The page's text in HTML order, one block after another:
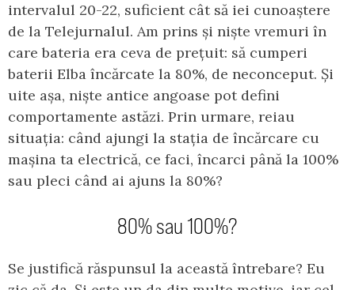
intervalul 20-22, suficient cât să iei cunoaștere
de la Telejurnalul. Am prins și niște vremuri în
care bateria era ceva de prețuit: să cumperi
baterii Elba încărcate la 80%, de neconceput. Și
uite așa, niște antice angoase pot defini
comportamente astăzi. Prin urmare, reiau
situația: când ajungi la stația de încărcare cu
mașina ta electrică, ce faci, încarci până la 100%
sau pleci când ai ajuns la 80%?
80% sau 100%?
Se justifică răspunsul la această întrebare? Eu